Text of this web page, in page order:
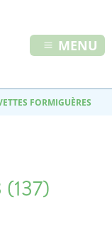
MENU
FORMIGUÈRES